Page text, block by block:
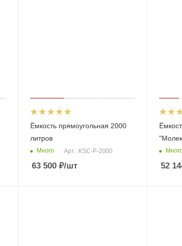
Ёмкость прямоугольная 2000
литров
Много Арт.: KSC-P-2000
63 500₽/шт 52